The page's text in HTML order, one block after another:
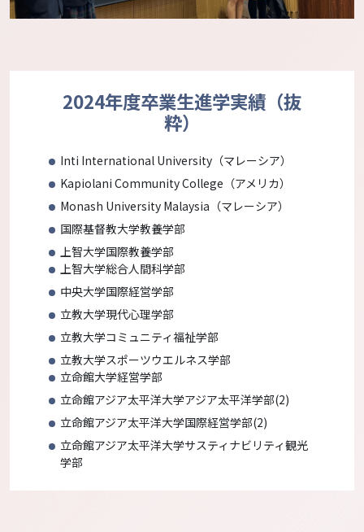
2024年度卒業生進学実績（抜
粋）
Inti International University （マレーシア）
Kapiolani Community College （アメリカ）
Monash University Malaysia （マレーシア）
国際基督教大学教養学部
上智大学国際教養学部
上智大学総合人間科学部
中央大学国際経営学部
立教大学現代心理学部
立教大学コミュニティ福祉学部
立教大学スポーツウエルネス学部
立命館大学経営学部
立命館アジア太平洋大学アジア太平洋学部(2)
立命館アジア太平洋大学国際経営学部(2)
立命館アジア太平洋大学サスティナビリティ観光
学部